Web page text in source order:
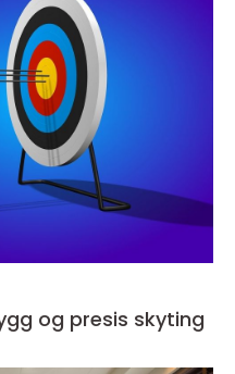
og presis skyting